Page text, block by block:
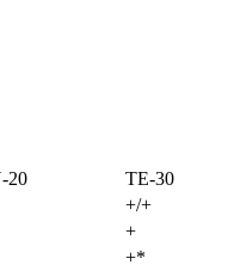
20 TE-30
+/+
+
+*